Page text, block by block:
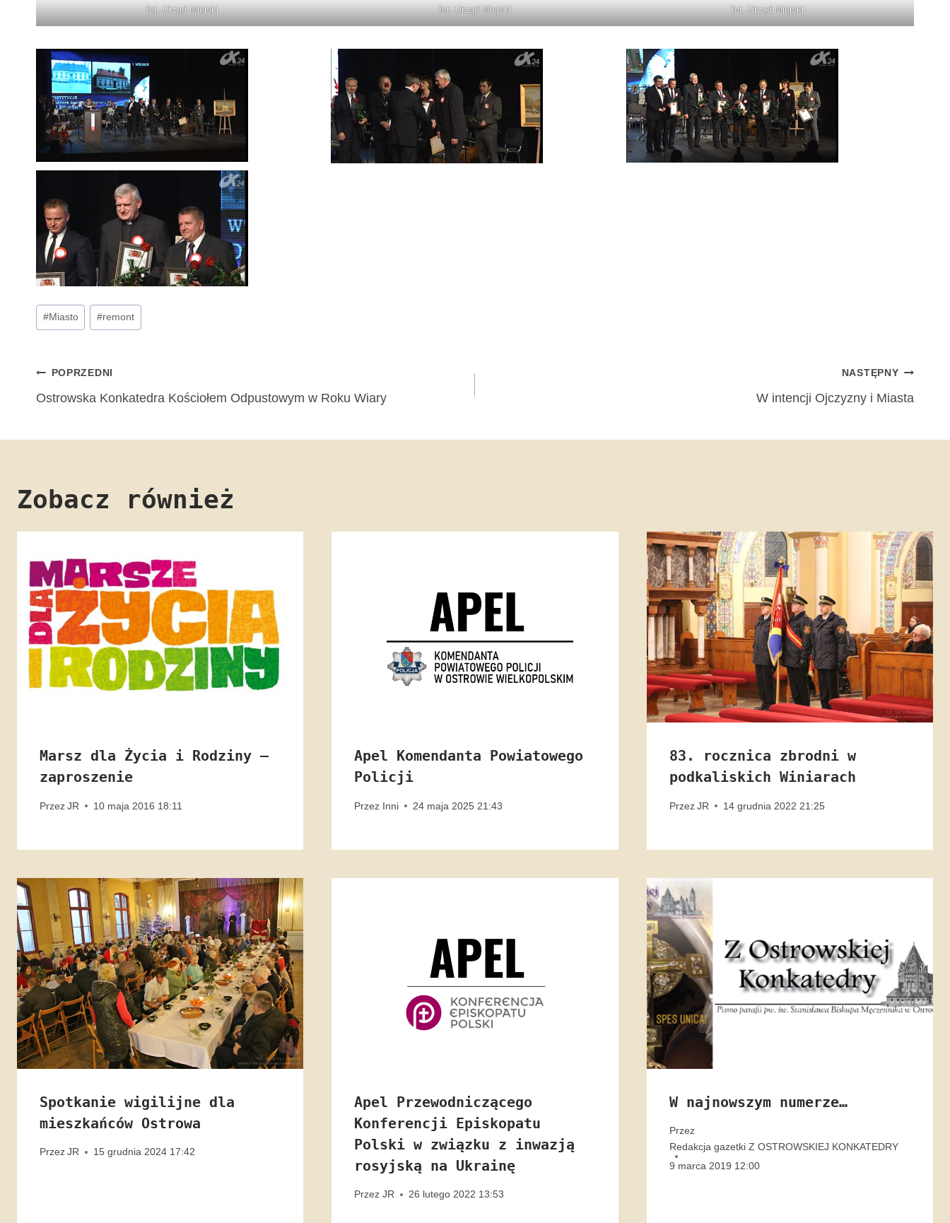
fot. Urząd Miejski fot. Urząd Miejski fot. Urząd Miejski
Tagi
wpisu:
#Miasto #remont
Nawigacja
wpisu
POPRZEDNI
Ostrowska Konkatedra Kościołem Odpustowym w Roku Wiary
NASTĘPNY
W intencji Ojczyzny i Miasta
Zobacz również
Marsz dla Życia i Rodziny –
zaproszenie
PrzezJR 10 maja 2016 18:11
Apel Komendanta Powiatowego
Policji
Przez Inni 24 maja 2025 21:43
83. rocznica zbrodni w
podkaliskich Winiarach
Przez JR 14 grudnia 2022 21:25
Spotkanie wigilijne dla
mieszkańców Ostrowa
PrzezJR 15 grudnia 2024 17:42
Apel Przewodniczącego
Konferencji Episkopatu
Polski w związku z inwazją
rosyjską na Ukrainę
Przez JR 26 lutego 2022 13:53
W najnowszym numerze…
Przez
Redakcja gazetki Z OSTROWSKIEJ KONKATEDRY
9 marca 2019 12:00